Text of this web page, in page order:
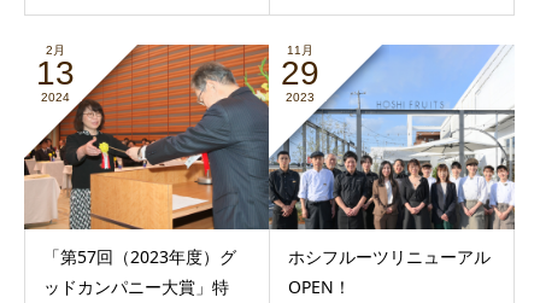
2月
13
2024
「第57回（2023年度）グ
ッドカンパニー大賞」特
11月
29
2023
ホシフルーツリニューアル
OPEN！